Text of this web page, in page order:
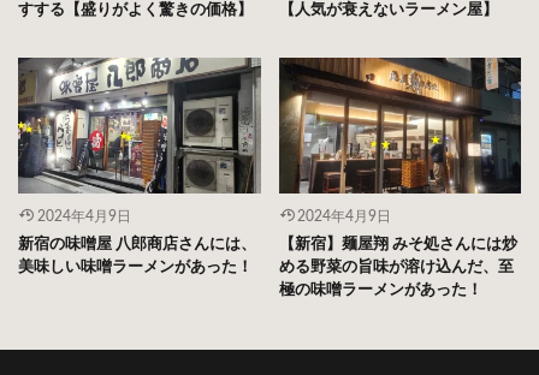
すする【盛りがよく驚きの価格】
【人気が衰えないラーメン屋】
2024年4月9日
新宿の味噌屋 八郎商店さんには、
美味しい味噌ラーメンがあった！
2024年4月9日
【新宿】麺屋翔 みそ処さんには炒
める野菜の旨味が溶け込んだ、至
極の味噌ラーメンがあった！